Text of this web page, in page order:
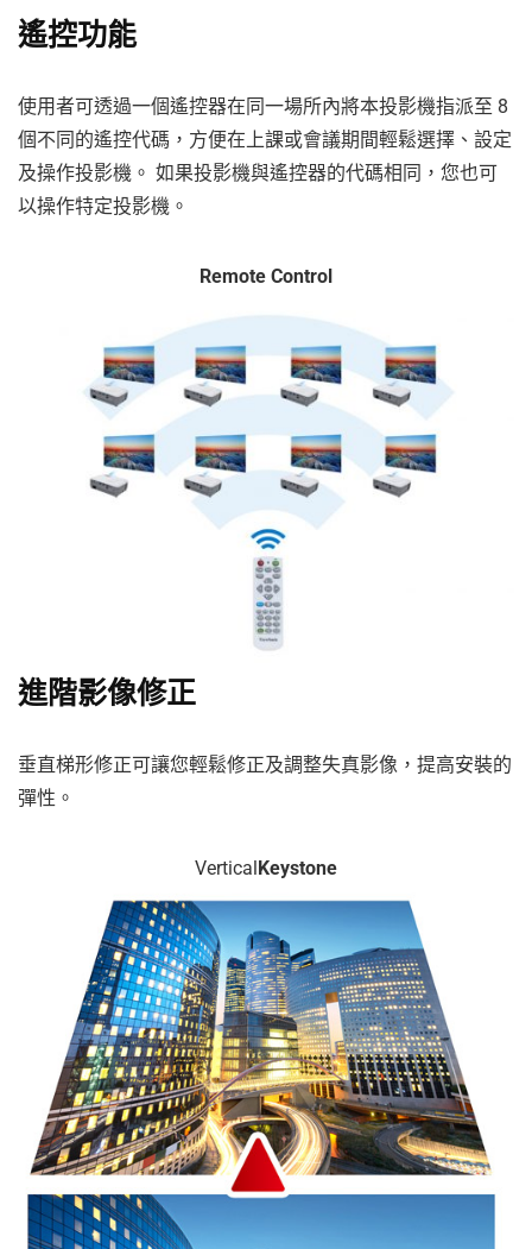
遙控功能
使用者可透過一個遙控器在同一場所內將本投影機指派至 8
個不同的遙控代碼，方便在上課或會議期間輕鬆選擇、設定
及操作投影機。 如果投影機與遙控器的代碼相同，您也可
以操作特定投影機。
Remote Control
進階影像修正
垂直梯形修正可讓您輕鬆修正及調整失真影像，提高安裝的
彈性。
VerticalKeystone